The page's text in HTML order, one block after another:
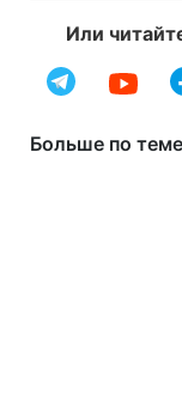
Или
Больше по